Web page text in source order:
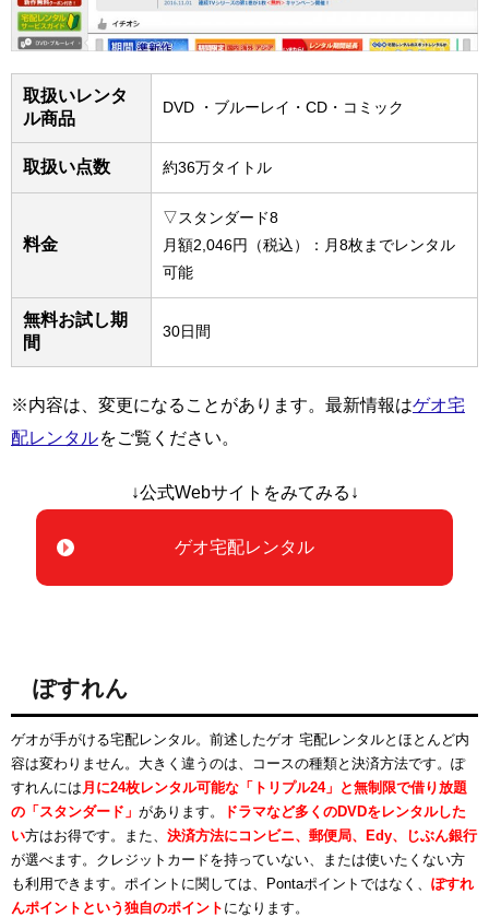
取扱いレンタ
ル商品
DVD ・ブルーレイ・CD・コミック
取扱い点数 約36万タイトル
料金
▽スタンダード8
月額2,046円（税込）：月8枚までレンタル
可能
無料お試し期
間
30日間
※内容は、変更になることがあります。最新情報はゲオ宅
配レンタルをご覧ください。
↓公式Webサイトをみてみる↓
ゲオ宅配レンタル
ぽすれん
ゲオが手がける宅配レンタル。前述したゲオ 宅配レンタルとほとんど内
容は変わりません。大きく違うのは、コースの種類と決済方法です。ぽ
すれんには 月に24枚レンタル可能な「トリプル24」と無制限で借り放題
の「スタンダード」 があります。
ドラマなど多くのDVDをレンタルした
い方はお得です。また、 決済方法にコンビニ、郵便局、Edy、じぶん銀行
が選べます。クレジットカードを持っていない、または使いたくない方
も利用できます。ポイントに関しては、Pontaポイントではなく、 ぽすれ
んポイントという独自のポイント になります。